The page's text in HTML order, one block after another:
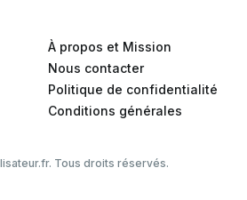
À propos et Mission
Nous contacter
Politique de confidentialité
Conditions générales
Tous droits réservés.